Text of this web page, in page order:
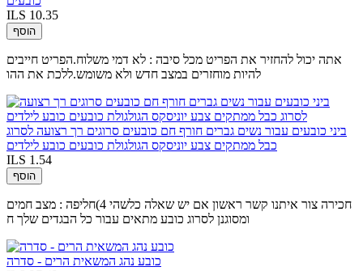
ILS 10.35
הוסף
אתה יכול להחזיר את הפריט מכל סיבה : לא דמי משלוח.הפריט חייבים
להיות מוחזרים במצב חדש ולא משומש.ללכת את ההו
ביני כובעים עבור נשים גברים חורף חם כובעים סרוגים רך רצועה לסרוג
כבל ממתקים צבע יוניסקס הגולגולת כובעים כובע לילדים
ILS 1.54
הוסף
חכירה צור איתנו קשר ראשון אם יש שאלה כלשהי 4)חליפה : מצב חמים
ומסוגנן לסרוג כובע מתאים עבור כל הבגדים שלך ח
כובע נהג המשאית הרים - סדרה